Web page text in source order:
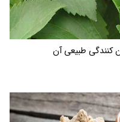
کنندگی طبیعی آن